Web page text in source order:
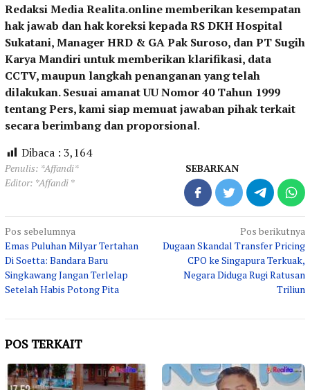
Redaksi Media Realita.online memberikan kesempatan
hak jawab dan hak koreksi kepada RS DKH Hospital
Sukatani, Manager HRD & GA Pak Suroso, dan PT Sugih
Karya Mandiri untuk memberikan klarifikasi, data
CCTV, maupun langkah penanganan yang telah
dilakukan. Sesuai amanat UU Nomor 40 Tahun 1999
tentang Pers, kami siap memuat jawaban pihak terkait
secara berimbang dan proporsional.
Dibaca : 3,164
Penulis: *Affandi*
Editor: *Affandi *
SEBARKAN
Navigasi
pos
Pos sebelumnya
Emas Puluhan Milyar Tertahan
Di Soetta: Bandara Baru
Singkawang Jangan Terlelap
Setelah Habis Potong Pita
Pos berikutnya
Dugaan Skandal Transfer Pricing
CPO ke Singapura Terkuak,
Negara Diduga Rugi Ratusan
Triliun
POS TERKAIT